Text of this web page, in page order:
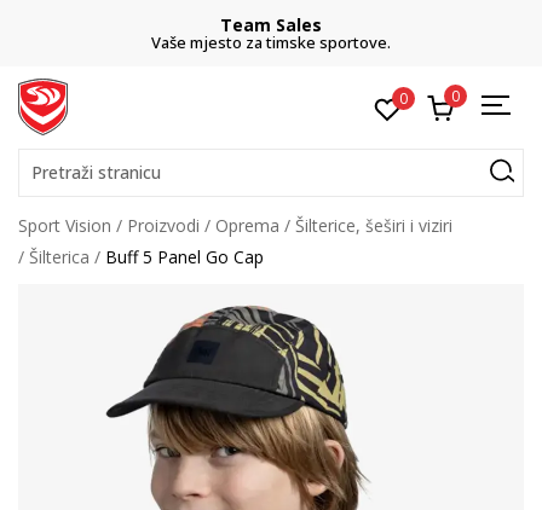
Team Sales
Vaše mjesto za timske sportove.
0 0
Pretraži stranicu
Sport Vision Proizvodi Oprema
Šilterice, šeširi i viziri
Šilterica
Buff 5 Panel Go Cap